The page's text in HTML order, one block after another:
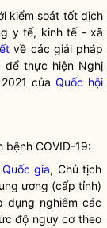
kiểm soát tốt dịch
y tế, kinh tế - xã
về các giải pháp
để thực hiện Nghị
của Quốc hội
bệnh COVID-19:
Quốc gia, Chủ tịch
ương (cấp tỉnh)
nghiêm các
độ nguy cơ theo